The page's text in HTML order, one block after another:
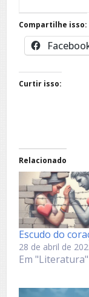
Compartilhe isso:
Curtir isso:
Relacionado
Escudo do
28 de abril de
Em "Literatura"